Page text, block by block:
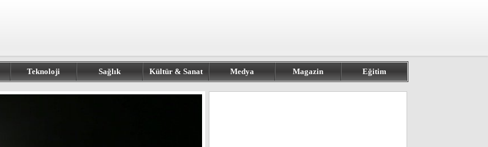
Teknoloji Sağlık Kültür & Sanat Medya Magazin Eğitim